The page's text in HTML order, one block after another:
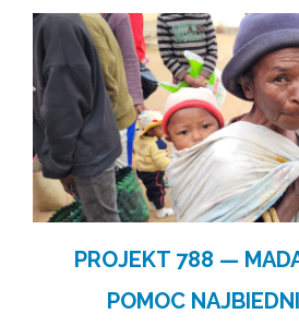
PROJEKT 788 —
POMOC